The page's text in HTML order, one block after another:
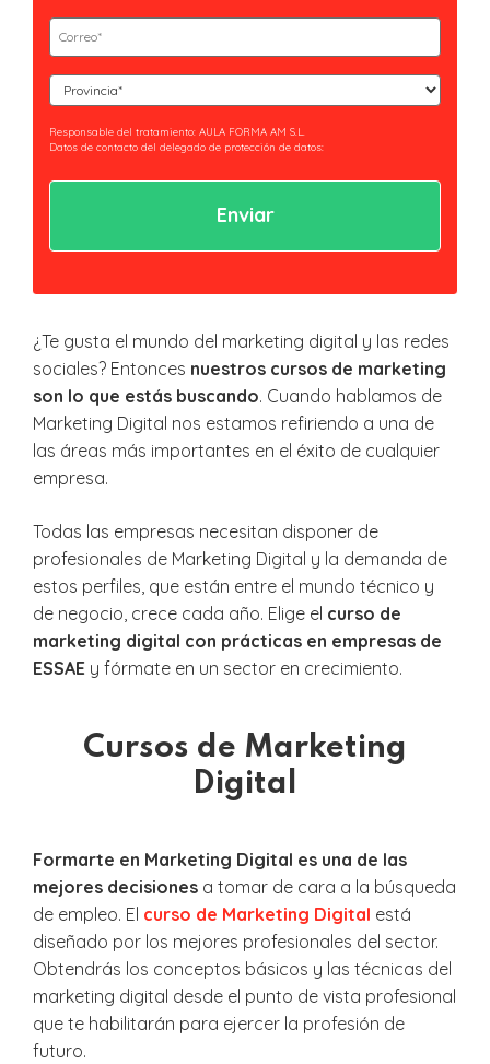
Email
(Obligatorio)
Curso
Responsable del tratamiento: AULA FORMA AM S.L.
Datos de contacto del delegado de protección de datos:
Legitimación: Tratamientos sometidos al cumplimiento de obligación legal
los derechos reconocidos por la normativa aplicable en la política de
¿Te gusta el mundo del marketing digital y las redes
sociales? Entonces nuestros cursos de marketing
son lo que estás buscando. Cuando hablamos de
Marketing Digital nos estamos refiriendo a una de
las áreas más importantes en el éxito de cualquier
empresa.
Todas las empresas necesitan disponer de
profesionales de Marketing Digital y la demanda de
estos perfiles, que están entre el mundo técnico y
de negocio, crece cada año. Elige el curso de
marketing digital con prácticas en empresas de
ESSAE y fórmate en un sector en crecimiento.
Cursos de Marketing
Digital
Formarte en Marketing Digital es una de las
mejores decisiones a tomar de cara a la búsqueda
de empleo. El curso de Marketing Digital está
diseñado por los mejores profesionales del sector.
Obtendrás los conceptos básicos y las técnicas del
marketing digital desde el punto de vista profesional
que te habilitarán para ejercer la profesión de
futuro.